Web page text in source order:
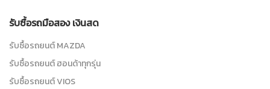
รับซื้อรถมือสอง เงินสด
รับซื้อรถยนต์ MAZDA
รับซื้อรถยนต์ ฮอนด้าทุกรุ่น
รับซื้อรถยนต์ VIOS